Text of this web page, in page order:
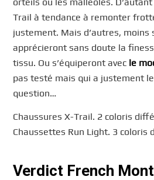
orteils ou les malléoles.
Trail à tendance à remonter
justement. Mais d’autres, moins
apprécieront sans doute la
tissu. Ou s’équiperont avec le
pas testé mais qui a justement
question…
Chaussures X-Trail. 2 coloris
Chaussettes Run Light. 3 coloris
Verdict French